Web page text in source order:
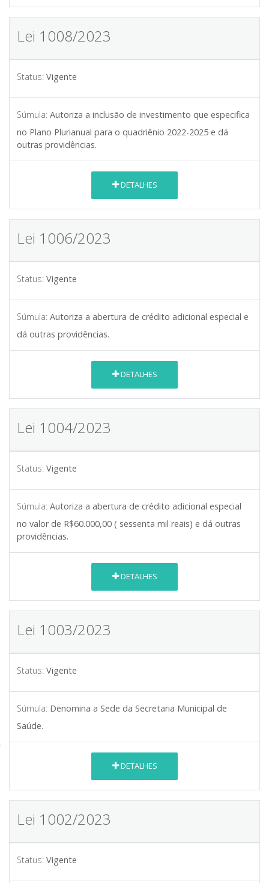
Lei 1008/2023
Status: Vigente
Súmula: Autoriza a inclusão de investimento que especifica
no Plano Plurianual para o quadriênio 2022-2025 e dá
outras providências.
DETALHES
Lei 1006/2023
Status: Vigente
Súmula: Autoriza a abertura de crédito adicional especial e
dá outras providências.
DETALHES
Lei 1004/2023
Status: Vigente
Súmula: Autoriza a abertura de crédito adicional especial
no valor de R$60.000,00 ( sessenta mil reais) e dá outras
providências.
DETALHES
Lei 1003/2023
Status: Vigente
Súmula: Denomina a Sede da Secretaria Municipal de
Saúde.
DETALHES
Lei 1002/2023
Status: Vigente